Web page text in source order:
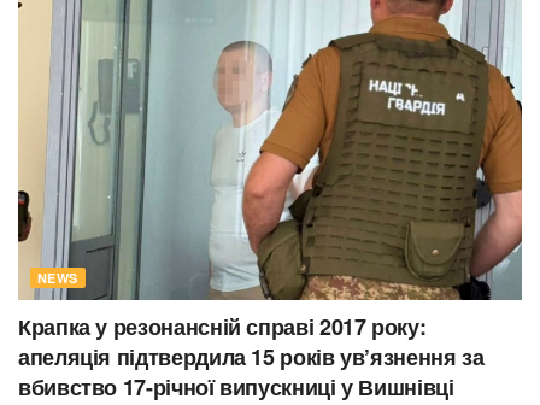
NEWS
Крапка у резонансній справі 2017 року:
апеляція підтвердила 15 років ув’язнення за
вбивство 17-річної випускниці у Вишнівці